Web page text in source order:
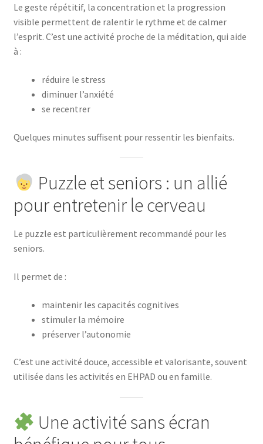
Le geste répétitif, la concentration et la progression
visible permettent de ralentir le rythme et de calmer
l’esprit. C’est une activité proche de la méditation, qui aide
à :
réduire le stress
diminuer l’anxiété
se recentrer
Quelques minutes suffisent pour ressentir les bienfaits.
Puzzle et seniors : un allié
pour entretenir le cerveau
Le puzzle est particulièrement recommandé pour les
seniors.
Il permet de :
maintenir les capacités cognitives
stimuler la mémoire
préserver l’autonomie
C’est une activité douce, accessible et valorisante, souvent
utilisée dans les activités en EHPAD ou en famille.
Une activité sans écran